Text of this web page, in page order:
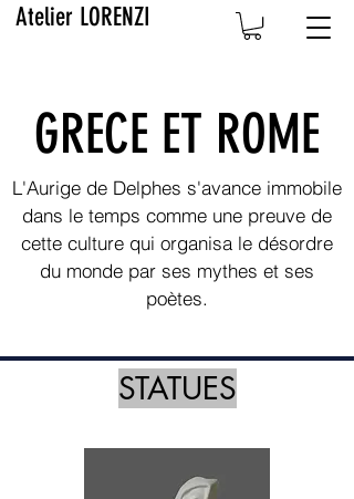
Atelier LORENZI
GRECE ET ROME
L'Aurige de Delphes s'avance immobile
dans le temps comme une preuve de
cette culture qui organisa le désordre
du monde par ses mythes et ses
poètes.
STATUES